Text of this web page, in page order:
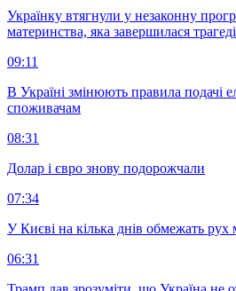
Українку втягнули у незаконну
материнства, яка завершилася
09:11
В Україні змінюють правила подачі
споживачам
08:31
Долар і євро знову подорожчали
07:34
У Києві на кілька днів обмежать
06:31